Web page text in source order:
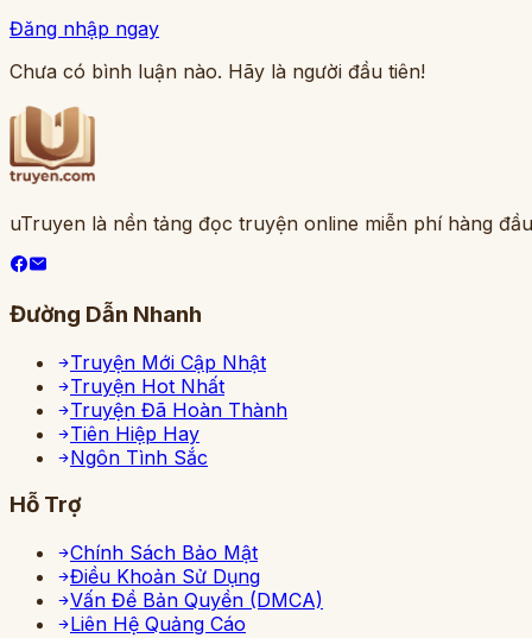
Đăng nhập ngay
Chưa có bình luận nào. Hãy là người đầu tiên!
uTruyen là nền tảng đọc truyện online miễn phí hàng
Đường Dẫn Nhanh
Truyện Mới Cập Nhật
Truyện Hot Nhất
Truyện Đã Hoàn Thành
Tiên Hiệp Hay
Ngôn Tình Sắc
Hỗ Trợ
Chính Sách Bảo Mật
Điều Khoản Sử Dụng
Vấn Đề Bản Quyền (DMCA)
Liên Hệ Quảng Cáo